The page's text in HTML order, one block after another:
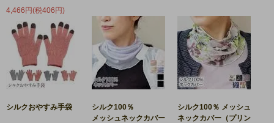
4,466円(税406円)
シルクおやすみ手袋
シルク100％
メッシュネックカバー
シルク100％ メッシュ
ネックカバー（プリン